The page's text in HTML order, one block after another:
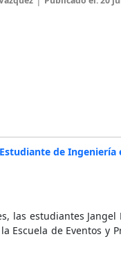
Estudiante de Ingeniería
las estudiantes Jangel
de Eventos y